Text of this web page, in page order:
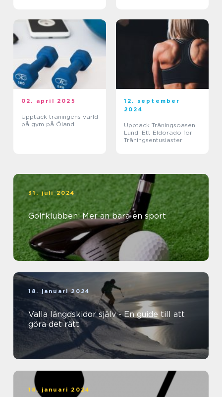
02. april 2025
Upptäck träningens värld
på gym på Öland
12. september
2024
Upptäck Träningsoasen
Lund: Ett Eldorado för
Träningsentusiaster
31. juli 2024
Golfklubben: Mer än bara en sport
18. januari 2024
Valla längdskidor själv - En guide till att
göra det rätt
18. januari 2024